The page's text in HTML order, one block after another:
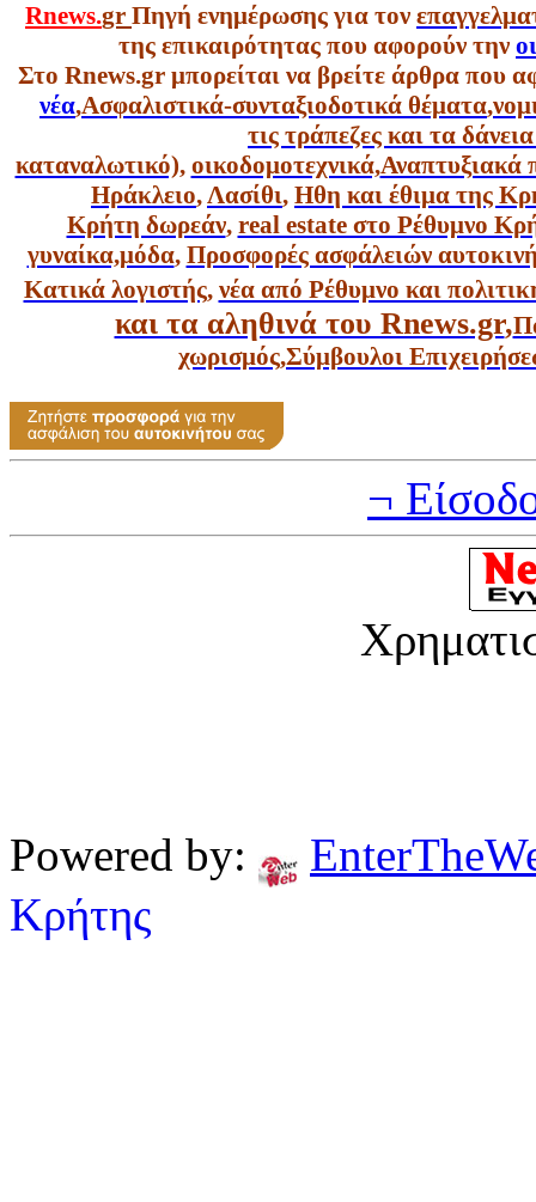
Rnews.gr Πηγή ενημέρωσης για τον
της επικαιρότητας που αφορούν την
Στο Rnews.gr μπορείται να βρείτε άρθρα που
νέα,Ασφαλιστικά-συνταξιοδοτικά θέματα,
τις τράπεζες και τα
καταναλωτικό), οικοδομοτεχνικά,Αναπτυξιακά
Ηράκλειο,Λασίθι, Ηθη και έθιμα της
Κρήτη δωρεάν, real estate στο Ρέθυμνο
γυναίκα,μόδα, Προσφορές ασφάλειών
Κατικά λογιστής, νέα από Ρέθυμνο και
και τα αληθινά του Rnews.gr,
χωρισμός,Σύμβουλοι
¬
Powered by:
Κρήτης